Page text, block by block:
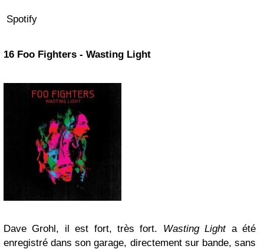
Spotify
16 Foo Fighters - Wasting Light
Dave Grohl, il est fort, très fort. Wasting Lighta été
enregistré dans son garage, directement sur bande, sans